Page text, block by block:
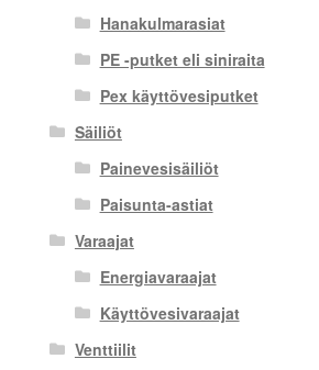
Hanakulmarasiat
PE -putket eli siniraita
Pex käyttövesiputket
Säiliöt
Painevesisäiliöt
Paisunta-astiat
Varaajat
Energiavaraajat
Käyttövesivaraajat
Venttiilit